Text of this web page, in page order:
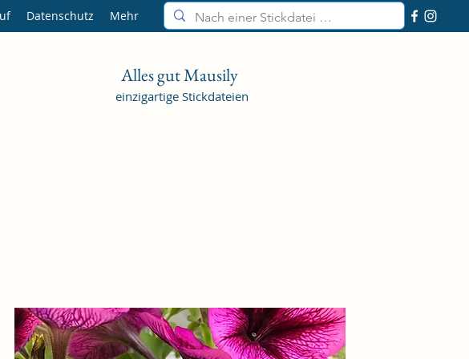
Alles gut Mausily
einzigartige Stickdateien
Datenschutz Mehr